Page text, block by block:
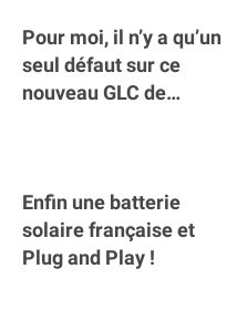
Pour moi, il n’y a qu’un
seul défaut sur ce
nouveau GLC de
Enfin une batterie
solaire française et
Plug and Play !